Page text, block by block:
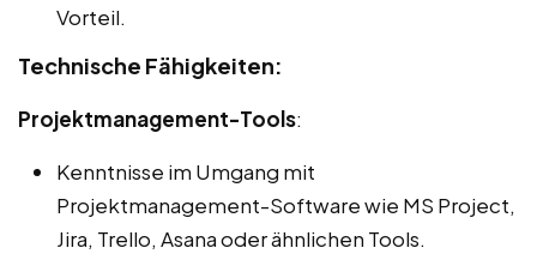
Vorteil.
Technische Fähigkeiten:
Projektmanagement-Tools:
Kenntnisse im Umgang mit
Projektmanagement-Software wie MS Project,
Jira, Trello, Asana oder ähnlichen Tools.